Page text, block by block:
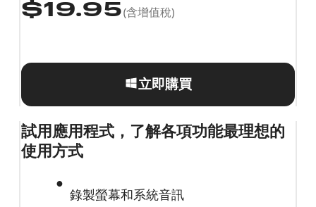
$19.95(含增值稅)
立即購買
試用應用程式，了解各項功能最理想的
使用方式
錄製螢幕和系統音訊